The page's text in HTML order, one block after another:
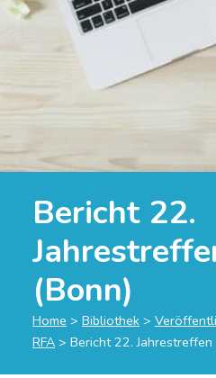
Bericht 22.
(Bonn)
Home > Bibliothek >
RFA > Bericht 22. Jahrestreffen